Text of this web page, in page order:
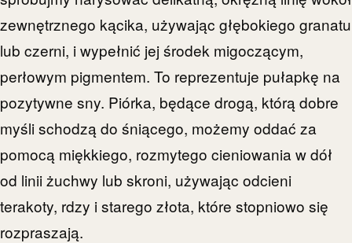
zewnętrznego kącika, używając głębokiego granatu
lub czerni, i wypełnić jej środek migoczącym,
perłowym pigmentem. To reprezentuje pułapkę na
pozytywne sny. Piórka, będące drogą, którą dobre
myśli schodzą do śniącego, możemy oddać za
pomocą miękkiego, rozmytego cieniowania w dół
od linii żuchwy lub skroni, używając odcieni
terakoty, rdzy i starego złota, które stopniowo się
rozpraszają.